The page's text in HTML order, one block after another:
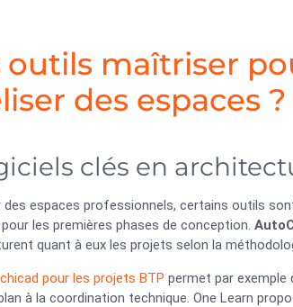
outils maîtriser
des espaces ?
clés en
des espaces professionnels, certains outils
les premières phases de conception.
quant à eux les projets selon la
pour les projets BTP permet par exemple
à la coordination technique. One Learn